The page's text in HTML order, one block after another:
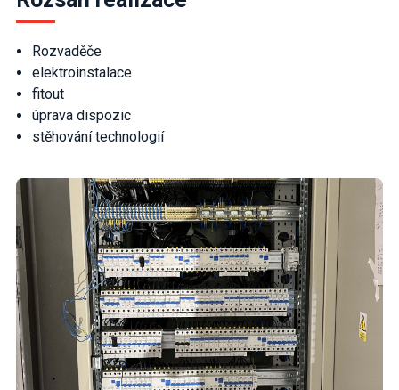
Rozvaděče
elektroinstalace
fitout
úprava dispozic
stěhování technologií